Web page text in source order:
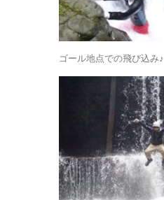
ゴール地点での飛び込み♪